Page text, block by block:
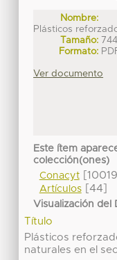
Nombre:
Plásticos
Tamaño:
Formato:
Ver documento
Este ítem
colección(ones)
Conacyt[10019]
Artículos[44]
Visualización del
Título
Plásticos
naturales en el